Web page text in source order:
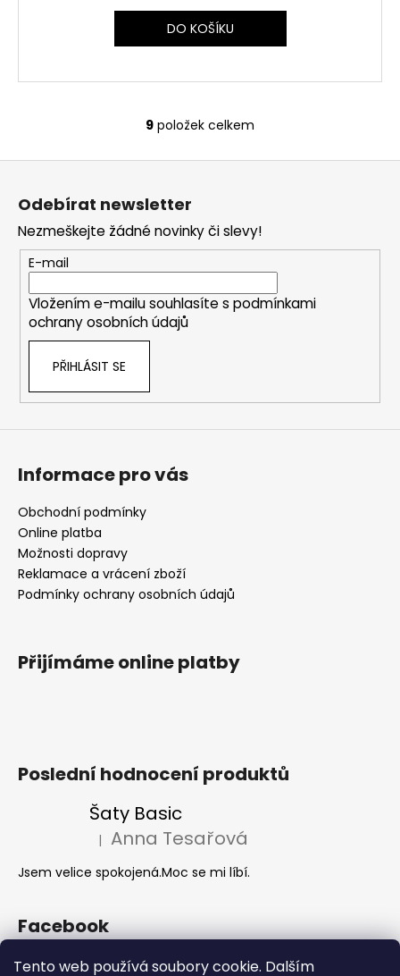
Tento web používá soubory cookie. Dalším
DO KOŠÍKU
O
v
a
c
í
p
r
ý
p
9 položek celkem
Odebírat newsletter
Nezmeškejte žádné novinky či slevy!
E-mail
Vložením e-mailu souhlasíte s podmínkami
ochrany osobních údajů
PŘIHLÁSIT SE
Informace pro vás
Obchodní podmínky
Online platba
Možnosti dopravy
Reklamace a vrácení zboží
Podmínky ochrany osobních údajů
Přijímáme online platby
Poslední hodnocení produktů
Šaty Basic
Hodnocení produktu je 5 z 5 hvězdiček.
| Anna Tesařová
Jsem velice spokojená.Moc se mi líbí.
Facebook